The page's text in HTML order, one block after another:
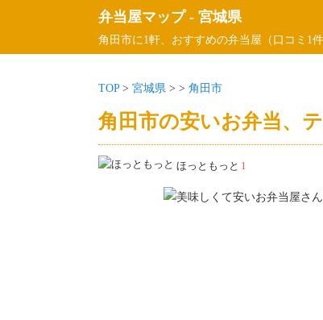
弁当屋マップ- 宮城県
角田市に1軒、おすすめの弁当屋（口コミ1件
TOP> 宮城県 > > 角田市
角田市の安いお弁当、
ほっともっと 1